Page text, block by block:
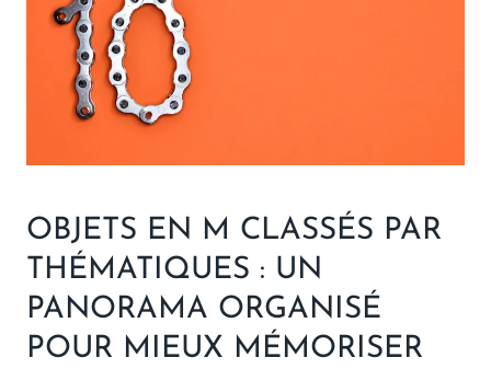
OBJETS EN M CLASSÉS PAR
THÉMATIQUES : UN
PANORAMA ORGANISÉ
POUR MIEUX MÉMORISER